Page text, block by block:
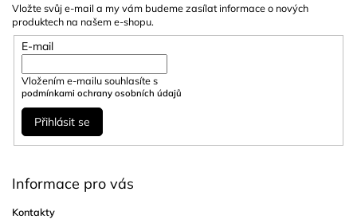
Vložte svůj e-mail a my vám budeme zasílat informace o nových
produktech na našem e-shopu.
E-mail
Vložením e-mailu souhlasíte s
podmínkami ochrany osobních údajů
Přihlásit se
Informace pro vás
Kontakty